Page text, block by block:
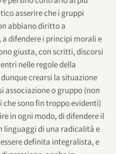
asserire che i gruppi
abbiano diritto a
difendere i principi morali e
giusta, con scritti, discorsi
nelle regole della
crearsi la situazione
associazione o gruppo (non
sono fin troppo evidenti)
in ogni modo, di difendere il
linguaggi di una radicalità e
definita integralista, e